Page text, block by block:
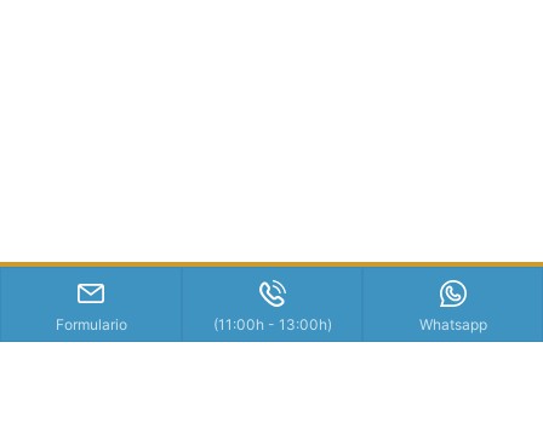
Formulario (11:00h - 13:00h) Whatsapp